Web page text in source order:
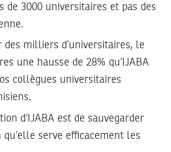
de 3000 universitaires et pas des
des milliers d’universitaires, le
une hausse de 28% qu’IJABA
collègues universitaires
d’IJABA est de sauvegarder
serve efficacement les